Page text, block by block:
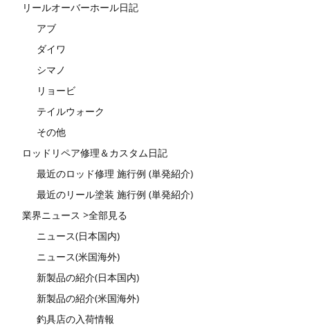
リールオーバーホール日記
アブ
ダイワ
シマノ
リョービ
テイルウォーク
その他
ロッドリペア修理＆カスタム日記
最近のロッド修理 施行例 (単発紹介)
最近のリール塗装 施行例 (単発紹介)
業界ニュース >全部見る
ニュース(日本国内)
ニュース(米国海外)
新製品の紹介(日本国内)
新製品の紹介(米国海外)
釣具店の入荷情報